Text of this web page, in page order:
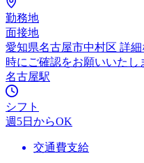
勤務地
面接地
愛知県名古屋市中村区 詳
時にご確認をお願いいたし
名古屋駅
シフト
週5日からOK
交通費支給